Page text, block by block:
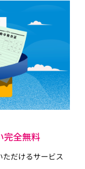
完全無料
だけるサービス